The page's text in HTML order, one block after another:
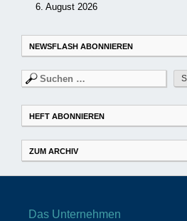
6. August 2026
NEWSFLASH ABONNIEREN
Suchen
nach:
HEFT ABONNIEREN
ZUM ARCHIV
Das Unternehmen